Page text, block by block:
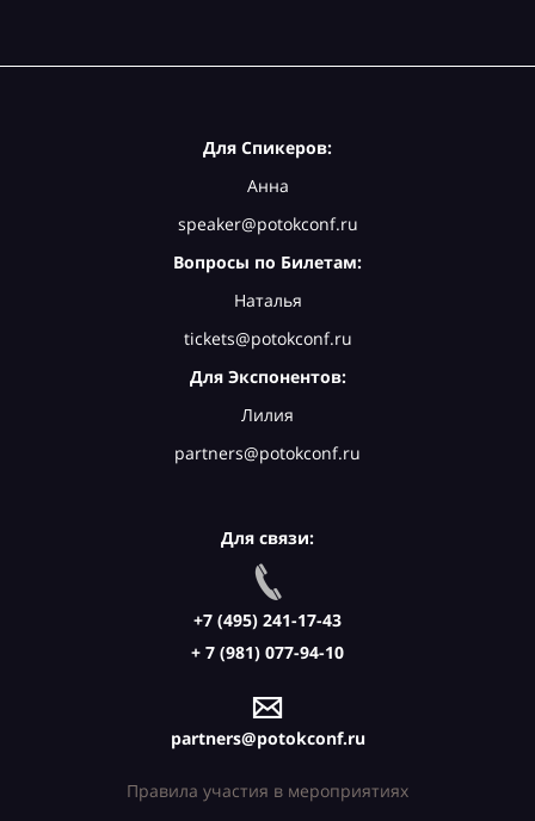
Для Спикеров:
Анна
speaker@potokconf.ru
Вопросы по Билетам:
Наталья
tickets@potokconf.ru
Для Экспонентов:
Лилия
partners@potokconf.ru
Для связи:
+7 (495) 241-17-43
+ 7 (981) 077-94-10
partners@potokconf.ru
Правила участия в мероприятиях